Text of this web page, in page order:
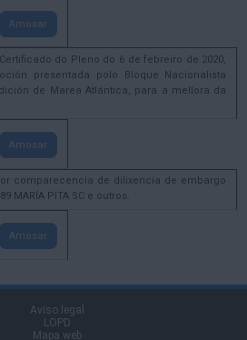
Amosar
Certificado do Pleno do 6 de febreiro de 2020,
presentada polo Bloque Nacionalista
de Marea Atlántica, para a mellora da
Amosar
comparecencia de dilixencia de embargo
MARÍA PITA SC e outros.
Amosar
Aviso legal
LOPD
Mapa web